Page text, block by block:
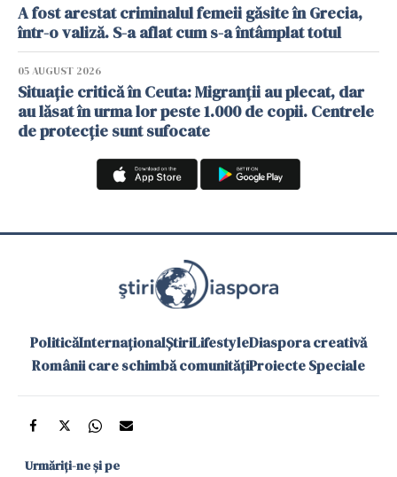
A fost arestat criminalul femeii găsite în Grecia,
într-o valiză. S-a aflat cum s-a întâmplat totul
05 AUGUST 2026
Situație critică în Ceuta: Migranții au plecat, dar
au lăsat în urma lor peste 1.000 de copii. Centrele
de protecție sunt sufocate
PoliticăInternaționalȘtiriLifestyleDiaspora creativă
Românii care schimbă comunitățiProiecte Speciale
Urmăriți-ne și pe